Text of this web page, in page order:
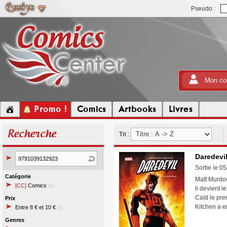
Pseudo :
Mon
Promo ! Comics Artbooks Livres
Recherche
Catégorie
[CC] Comics (1)
Prix
Entre 8 € et 10 € (1)
Genres
Tri :
Sortie le
Matt
il devient
Caïd le
Kitchen a